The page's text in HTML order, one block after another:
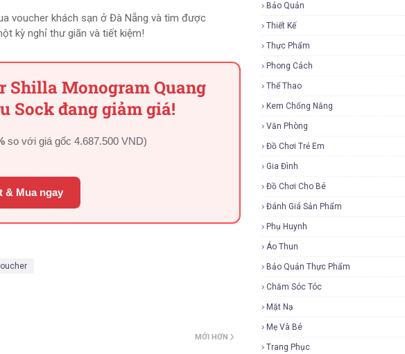
voucher khách sạn ở Đà Nẵng và tìm được
kỳ nghỉ thư giãn và tiết kiệm!
Shilla Monogram Quang
Sock đang giảm giá!
so với giá gốc4.687.500 VND)
& Mua ngay
MỚI HƠN
Bảo Quản
Thiết Kế
Thực Phẩm
Phong Cách
Thể Thao
Kem Chống Nắng
Văn Phòng
Đồ Chơi Trẻ Em
Gia Đình
Đồ Chơi Cho Bé
Đánh Giá Sản Phẩm
Phụ Huynh
Áo Thun
Bảo Quản Thực Phẩm
Chăm Sóc Tóc
Mặt Nạ
Mẹ Và Bé
Trang Phục